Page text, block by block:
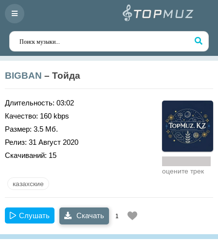
BIGBAN – Тойда
Длительность: 03:02
Качество: 160 kbps
Размер: 3.5 Мб.
Релиз: 31 Август 2020
Скачиваний: 15
оцените трек
казахские
Слушать Скачать 1